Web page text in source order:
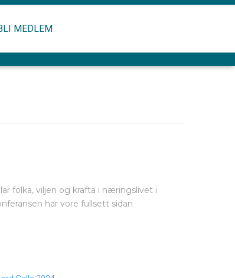
MEDLEM
folka, viljen og krafta i næringslivet i
har vore fullsett sidan